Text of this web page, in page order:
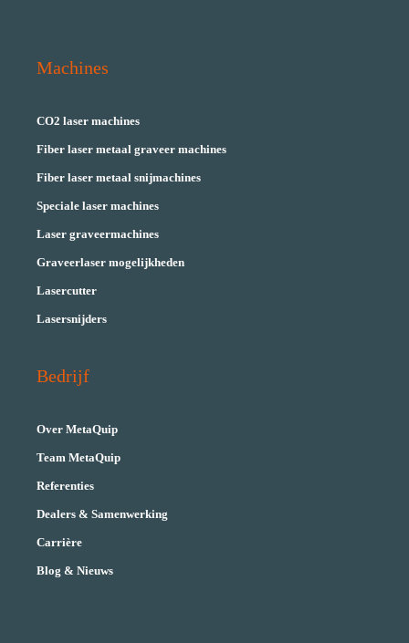
Machines
CO2 laser machines
Fiber laser metaal graveer machines
Fiber laser metaal snijmachines
Speciale laser machines
Laser graveermachines
Graveerlaser mogelijkheden
Lasercutter
Lasersnijders
Bedrijf
Over MetaQuip
Team MetaQuip
Referenties
Dealers & Samenwerking
Carrière
Blog & Nieuws